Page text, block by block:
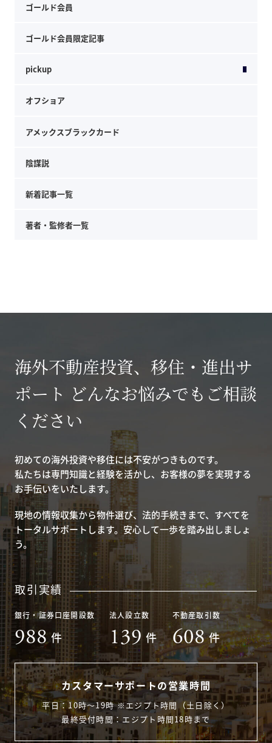
ゴールド会員
ゴールド会員限定記事
pickup
オフショア
アメックスブラックカード
陰謀説
新着記事一覧
著者・監修者一覧
海外不動産投資、移住・進出サ
ポート どんなお悩みでもご相談
ください
初めての海外投資や移住には不安がつきものです。
私たちは専門知識と経験を活かし、お客様の夢を実現する
お手伝いをいたします。
現地の情報収集から物件選び、法的手続きまで、すべてを
トータルサポートします。安心して一歩を踏み出しましょ
う。
取引実績
銀行・証券口座開設数
988 件
法人設立数
139 件
不動産取引数
608 件
カスタマーサポートの営業時間
平日：10時〜19時 ※エジプト時間（土日除く）
最終受付時間：エジプト時間18時まで